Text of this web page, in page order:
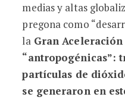
medias y altas
pregona como
laGran
“antropogénicas”:
partículas de
se generaron en